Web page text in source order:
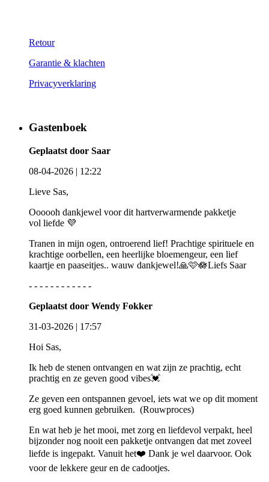
Retour
Garantie & klachten
Privacyverklaring
Gastenboek
Geplaatst door Saar
08-04-2026 | 12:22
Lieve Sas,
Oooooh dankjewel voor dit hartverwarmende pakketje
vol liefde 💜
Tranen in mijn ogen, ontroerend lief! Prachtige spirituele en
krachtige oorbellen, een heerlijke bloemengeur, een lief
kaartje en paaseitjes.. wauw dankjewel!🙏🩷🪷Liefs Saar
- - - - - - - - - - - -
Geplaatst door Wendy Fokker
31-03-2026 | 17:57
Hoi Sas,
Ik heb de stenen ontvangen en wat zijn ze prachtig, echt
prachtig en ze geven good vibes💓
Ze geven een ontspannen gevoel, iets wat we op dit moment
erg goed kunnen gebruiken. (Rouwproces)
En wat heb je het mooi, met zorg en liefdevol verpakt, heel
bijzonder nog nooit een pakketje ontvangen dat met zoveel
liefde is ingepakt. Vanuit het❤️ Dank je wel daarvoor. Ook
voor de lekkere geur en de cadootjes.